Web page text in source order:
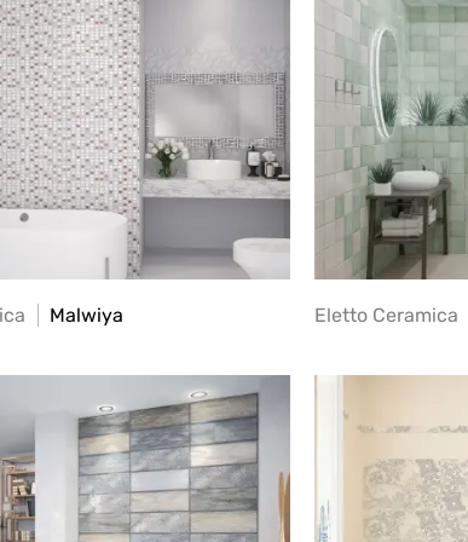
Malwiya Eletto Ceramica